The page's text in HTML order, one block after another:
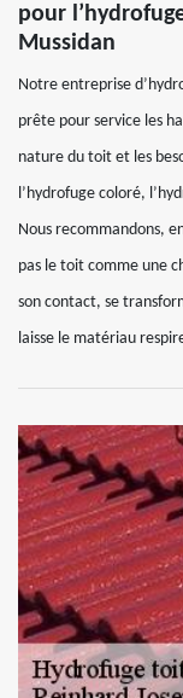
pour
Mussidan
Notre entreprise
prête pour service les
nature du toit et les
l’hydrofuge coloré,
Nous recommandons,
pas le toit comme une
son contact, se
laisse le matériau